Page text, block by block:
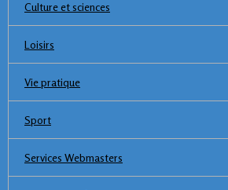
Culture et sciences
Loisirs
Vie pratique
Sport
Services Webmasters